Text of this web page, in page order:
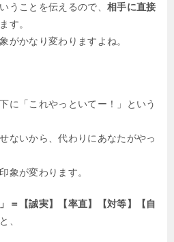
うことを伝えるので、相手に直接
す。
がかなり変わりますよね。
に「これやっといてー！」という
ないから、代わりにあなたがやっ
象が変わります。
＝【誠実】【率直】【対等】【自
、